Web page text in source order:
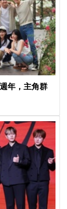
年，主角群